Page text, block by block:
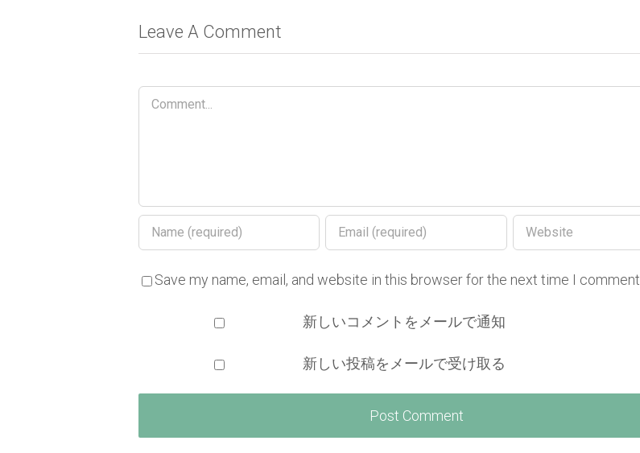
Leave A Comment
Comment
Save my name, email, and website in this browser for the next time I comment.
新しいコメントをメールで通知
新しい投稿をメールで受け取る